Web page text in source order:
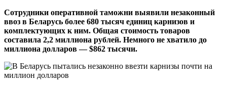
Сотрудники оперативной таможни выявили незаконный
ввоз в Беларусь более 680 тысяч единиц карнизов и
комплектующих к ним. Общая стоимость товаров
составила 2,2 миллиона рублей. Немного не хватило до
миллиона долларов — $862 тысячи.